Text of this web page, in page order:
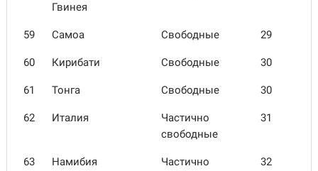
Гвинея
59 Самоа Свободные 29
60 Кирибати Свободные 30
61 Тонга Свободные 30
62 Италия
Частично
свободные
31
63 Намибия
Частично
32